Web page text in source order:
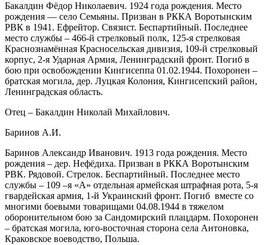
Бакалдин Фёдор Николаевич. 1924 года рождения. Место
рождения — село Семьяны. Призван в РККА Воротынским
РВК в 1941. Ефрейтор. Связист. Беспартийный. Последнее
место службы – 466-й стрелковый полк, 125-я стрелковая
Краснознамённая Красносельская дивизия, 109-й стрелковый
корпус, 2-я Ударная Армия, Ленинградский фронт. Погиб в
бою при освобождении Кингисеппа 01.02.1944. Похоронен –
братская могила, дер. Луцкая Колония, Кингисепский район,
Ленинградская область.
Отец – Бакалдин Николай Михайлович.
Баринов А.И.
Баринов Александр Иванович. 1913 года рождения. Место
рождения – дер. Нефёдиха. Призван в РККА Воротынским
РВК. Рядовой. Стрелок. Беспартийный. Последнее место
службы – 109 –я «А» отдельная армейская штрафная рота, 5-я
гвардейская армия, 1-й Украинский фронт. Погиб вместе со
многими боевыми товарищами 04.08.1944 в тяжелом
оборонительном бою за Сандомирский плацдарм. Похоронен
– братская могила, юго-восточная сторона села Антоновка,
Краковское воеводство, Польша.